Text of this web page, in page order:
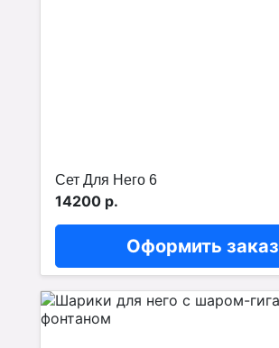
Сет Для Него 6
14200 р.
Оформить заказ